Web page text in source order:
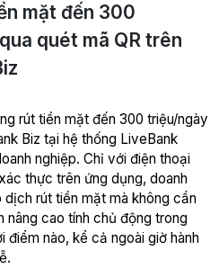
mặt đến 300
quét mã QR trên
rút tiền mặt đến 300 triệu/ngày
Biz tại hệ thống LiveBank
nghiệp. Chỉ với điện thoại
thực trên ứng dụng, doanh
rút tiền mặt mà không cần
cao tính chủ động trong
nào, kể cả ngoài giờ hành